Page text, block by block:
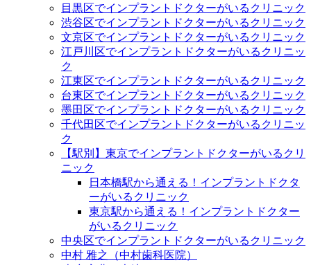
目黒区でインプラントドクターがいるクリニック
渋谷区でインプラントドクターがいるクリニック
文京区でインプラントドクターがいるクリニック
江戸川区でインプラントドクターがいるクリニッ
ク
江東区でインプラントドクターがいるクリニック
台東区でインプラントドクターがいるクリニック
墨田区でインプラントドクターがいるクリニック
千代田区でインプラントドクターがいるクリニッ
ク
【駅別】東京でインプラントドクターがいるクリ
ニック
日本橋駅から通える！インプラントドクタ
ーがいるクリニック
東京駅から通える！インプラントドクター
がいるクリニック
中央区でインプラントドクターがいるクリニック
中村 雅之（中村歯科医院）